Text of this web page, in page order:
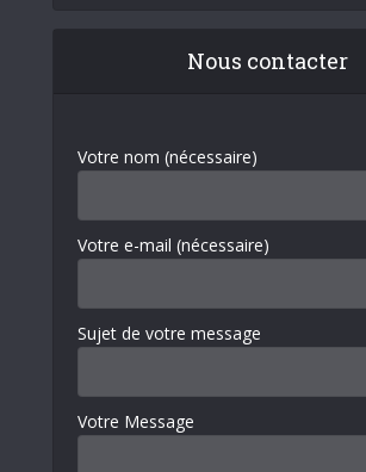
Nous contacter
Votre nom (nécessaire)
Votre e-mail (nécessaire)
Sujet de votre message
Votre Message